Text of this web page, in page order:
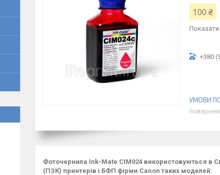
100 ₴
Показати
+380
Фоточернила Ink-Mate CIM024 використовуються в
(ПЗК) принтерів і БФП фірми Canon таких моделей: